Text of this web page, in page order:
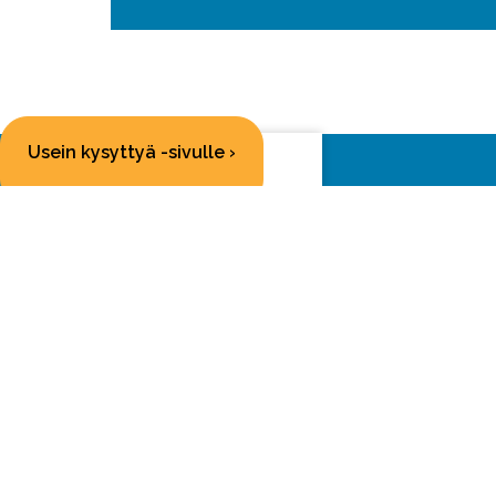
Usein kysyttyä -sivulle ›